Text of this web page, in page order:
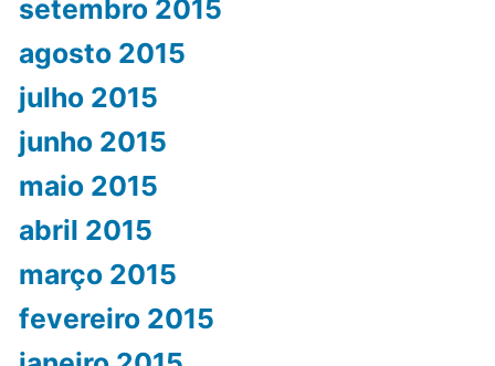
setembro 2015
agosto 2015
julho 2015
junho 2015
maio 2015
abril 2015
março 2015
fevereiro 2015